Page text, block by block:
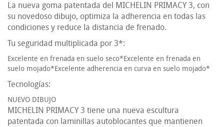
La nueva goma patentada del MICHELIN PRIMACY 3, con
su novedoso dibujo, optimiza la adherencia en todas las
condiciones y reduce la distancia de frenado.
Tu seguridad multiplicada por 3*:
Excelente en frenada en suelo seco*Excelente en frenada en
suelo mojado*Excelente adherencia en curva en suelo mojado*
Tecnologías:
NUEVO DIBUJO
MICHELIN PRIMACY 3 tiene una nueva escultura
patentada con laminillas autoblocantes que mantienen